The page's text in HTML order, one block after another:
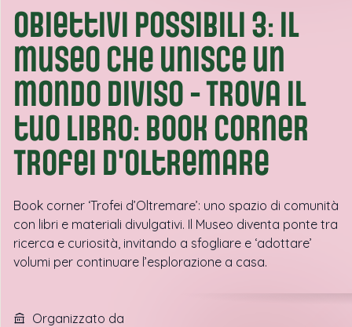
Obiettivi possibili 3: il
museo che unisce un
mondo diviso - Trova il
tuo libro: book corner
Trofei d'oltremare
Book corner ‘Trofei d’Oltremare’: uno spazio di comunità
con libri e materiali divulgativi. Il Museo diventa ponte tra
ricerca e curiosità, invitando a sfogliare e ‘adottare’
volumi per continuare l’esplorazione a casa.
Organizzato da